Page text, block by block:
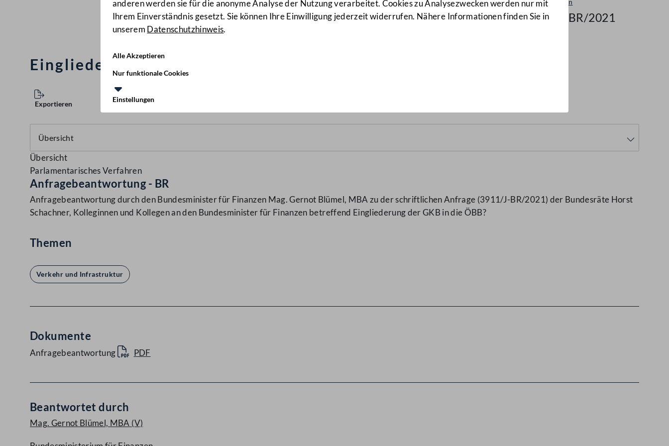
anderen werden sie für die anonyme Analyse der Nutzung verarbeitet. Cookies zu Analysezwecken werden nur mit
Ihrem Einverständnis gesetzt. Sie können Ihre Einwilligung jederzeit widerrufen. Nähere Informationen finden Sie in
unserem Datenschutzhinweis.
Alle Akzeptieren
Nur funktionale Cookies
Einstellungen
Beantwortungen
3620/AB-BR/2021
Eingliederung der GKB in die ÖBB?
Exportieren
Übersicht
Parlamentarisches Verfahren
Anfragebeantwortung - BR
Anfragebeantwortung durch den Bundesminister für Finanzen Mag. Gernot Blümel, MBA zu der schriftlichen Anfrage (3911/J-BR/2021) der Bundesräte Horst
Schachner, Kolleginnen und Kollegen an den Bundesminister für Finanzen betreffend Eingliederung der GKB in die ÖBB?
Themen
Verkehr und Infrastruktur
Dokumente
Anfragebeantwortung PDF
Beantwortet durch
Mag. Gernot Blümel, MBA (V)